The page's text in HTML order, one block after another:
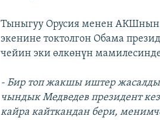
Тыныгуу Орусия менен АКШнын
экенине токтолгон Обама
чейин эки өлкөнүн
- Бир топ жакшы иштер
чындык Медведев президент
кайра кайткандан бери,